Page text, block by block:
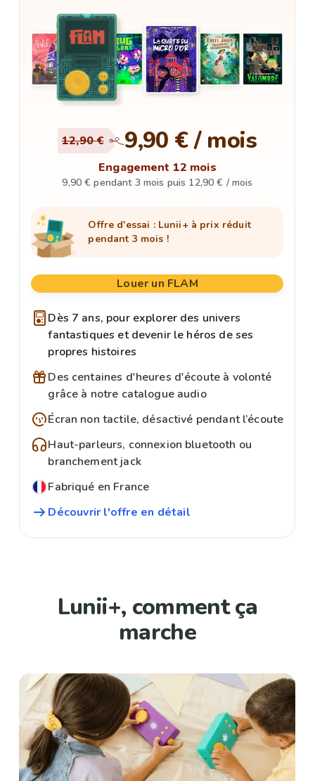
12,90 € 9,90 € / mois
Engagement 12 mois
9,90 € pendant 3 mois puis 12,90 € / mois
Offre d'essai : Lunii+ à prix réduit
pendant 3 mois !
Louer un FLAM
Dès 7 ans, pour explorer des univers
fantastiques et devenir le héros de ses
propres histoires
Des centaines d'heures d'écoute à volonté
grâce à notre catalogue audio
Écran non tactile, désactivé pendant l’écoute
Haut-parleurs, connexion bluetooth ou
branchement jack
Fabriqué en France
Découvrir l'offre en détail
Lunii+, comment ça
marche